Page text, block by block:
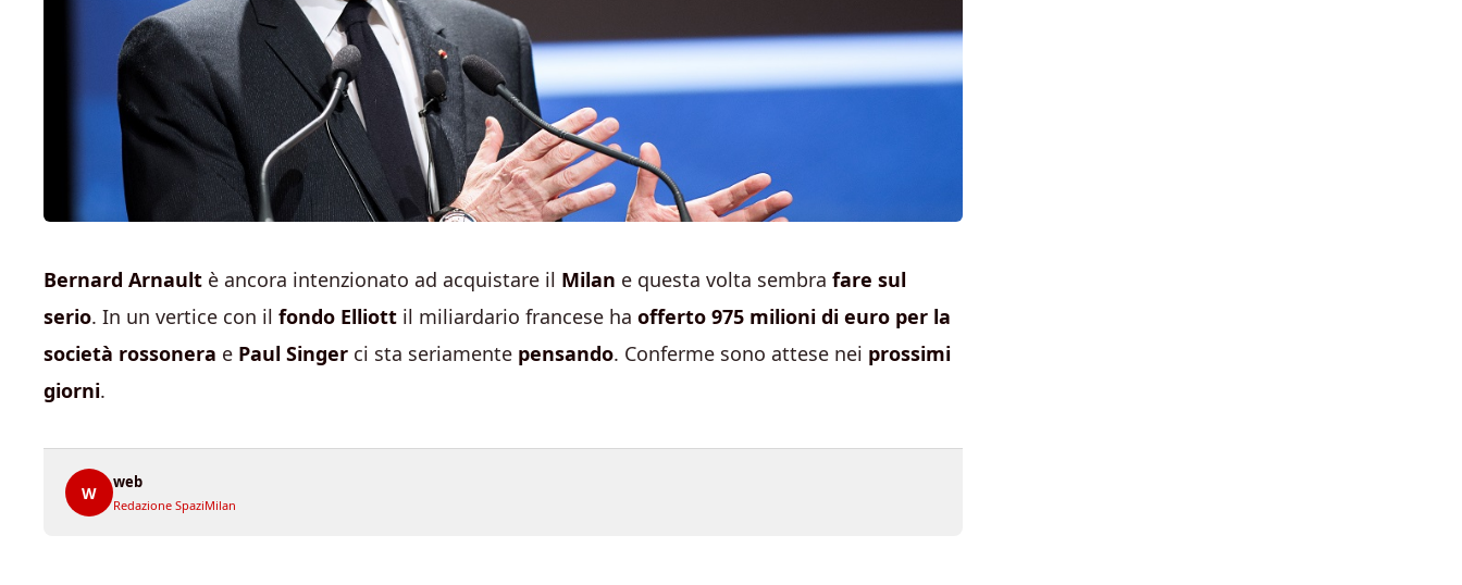
Bernard Arnault è ancora intenzionato ad acquistare il Milan e questa volta sembra fare sul
serio. In un vertice con il fondo Elliott il miliardario francese ha offerto 975 milioni di euro per la
società rossonera e Paul Singer ci sta seriamente pensando. Conferme sono attese nei prossimi
giorni.
W
web
Redazione SpaziMilan